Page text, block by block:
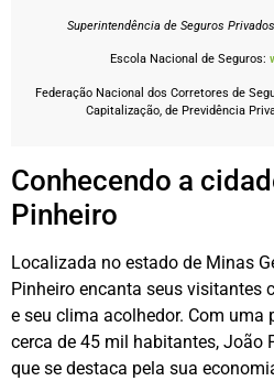
Superintendência de Seguros
Escola Nacional de Seguros:
Federação Nacional dos Corretores de
Capitalização, de Previdência
Conhecendo a
Pinheiro
Localizada no estado de Minas
Pinheiro encanta seus visitantes
e seu clima acolhedor. Com uma
cerca de 45 mil habitantes, João
que se destaca pela sua